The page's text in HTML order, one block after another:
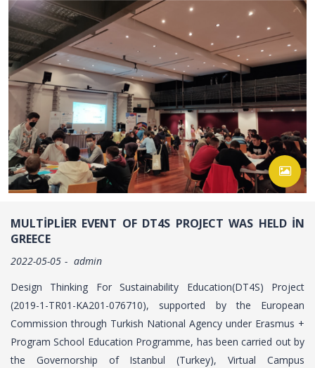
MULTIPLIER EVENT OF DT4S PROJECT WAS HELD IN
GREECE
2022-05-05
admin
Design Thinking For Sustainability Education(DT4S) Project
(2019-1-TR01-KA201-076710), supported by the European
Commission through Turkish National Agency under Erasmus +
Program School Education Programme, has been carried out by
the Governorship of Istanbul (Turkey), Virtual Campus